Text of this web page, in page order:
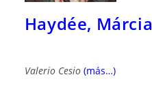
Haydée, Márcia
Valerio Cesio (más…)